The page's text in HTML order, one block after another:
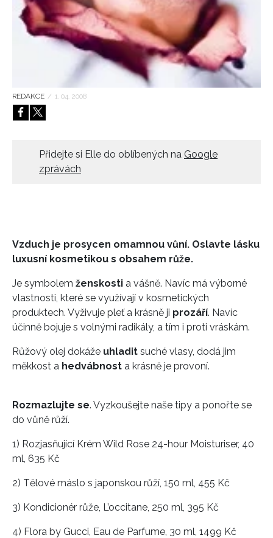
HOME
REDAKCE / 1. 04. 2008
Přidejte si Elle do oblíbených na Google
zprávách
Vzduch je prosycen omamnou vůní. Oslavte lásku
luxusní kosmetikou s obsahem růže.
Je symbolem ženskosti a vášně. Navíc má výborné
vlastnosti, které se využívají v kosmetických
produktech. Vyživuje pleť a krásně ji prozáří. Navíc
účinně bojuje s volnými radikály, a tím i proti vráskám.
Růžový olej dokáže uhladit suché vlasy, dodá jim
měkkost a hedvábnost a krásně je provoní.
Rozmazlujte se. Vyzkoušejte naše tipy a ponořte se
do vůně růží.
1) Rozjasňující Krém Wild Rose 24-hour Moisturiser, 40
ml, 635 Kč
2) Tělové máslo s japonskou růží, 150 ml, 455 Kč
3) Kondicionér růže, L’occitane, 250 ml, 395 Kč
4) Flora by Gucci, Eau de Parfume, 30 ml, 1499 Kč